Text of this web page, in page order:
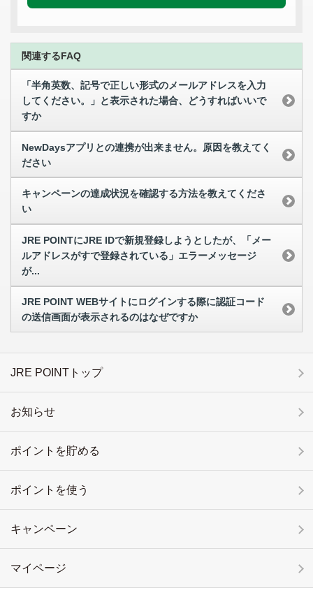
関連するFAQ
「半角英数、記号で正しい形式のメールアドレスを入力
してください。」と表示された場合、どうすればいいで
すか
NewDaysアプリとの連携が出来ません。原因を教えてく
ださい
キャンペーンの達成状況を確認する方法を教えてくださ
い
JRE POINTにJRE IDで新規登録しようとしたが、「メー
ルアドレスがすで登録されている」エラーメッセージ
が...
JRE POINT WEBサイトにログインする際に認証コード
の送信画面が表示されるのはなぜですか
JRE POINTトップ
お知らせ
ポイントを貯める
ポイントを使う
キャンペーン
マイページ